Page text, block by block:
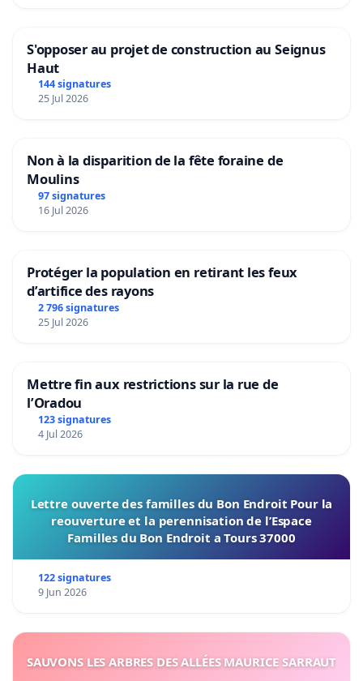
S'opposer au projet de construction au Seignus
Haut
144 signatures
25 Jul 2026
Non à la disparition de la fête foraine de
Moulins
97 signatures
16 Jul 2026
Protéger la population en retirant les feux
d’artifice des rayons
2 796 signatures
25 Jul 2026
Mettre fin aux restrictions sur la rue de
l’Oradou
123 signatures
4 Jul 2026
Lettre ouverte des familles du Bon Endroit Pour la
reouverture et la perennisation de l’Espace
Familles du Bon Endroit a Tours 37000
122 signatures
9 Jun 2026
SAUVONS LES ARBRES DES ALLÉES MAURICE SARRAUT